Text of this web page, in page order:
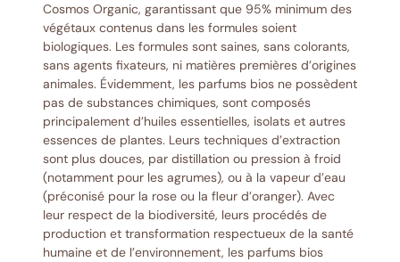
Cosmos Organic, garantissant que 95% minimum des
végétaux contenus dans les formules soient
biologiques. Les formules sont saines, sans colorants,
sans agents fixateurs, ni matières premières d’origines
animales. Évidemment, les parfums bios ne possèdent
pas de substances chimiques, sont composés
principalement d’huiles essentielles, isolats et autres
essences de plantes. Leurs techniques d’extraction
sont plus douces, par distillation ou pression à froid
(notamment pour les agrumes), ou à la vapeur d’eau
(préconisé pour la rose ou la fleur d’oranger). Avec
leur respect de la biodiversité, leurs procédés de
production et transformation respectueux de la santé
humaine et de l’environnement, les parfums bios